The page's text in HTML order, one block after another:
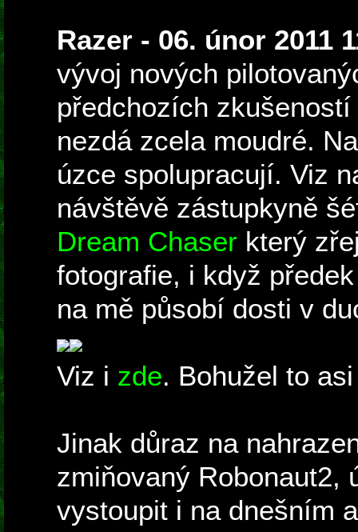
Razer - 06. únor 2011
vývoj nových
předchozích
nezdá zcela moudré.
úzce spolupracují. Viz
návštěvě zástupkyně
Dream Chaser který
fotografie, i když
na mě působí dosti v
Viz i zde. Bohužel to
Jinak důraz na
zmiňovaný Robonaut2,
vystoupit i na dnešním